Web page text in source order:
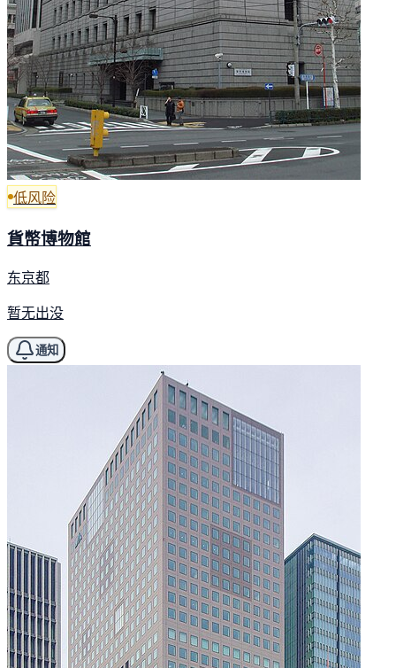
低风险
貨幣博物館
东京都
暂无出没
通知